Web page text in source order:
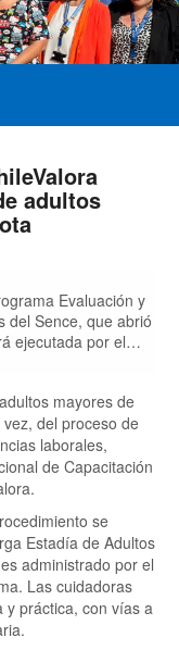
adultos
Evaluación y
del Sence, que abrió
ejecutada por el
mayores de
del proceso de
laborales,
de Capacitación
se
Estadía de Adultos
administrado por el
Las cuidadoras
y práctica, con vías a